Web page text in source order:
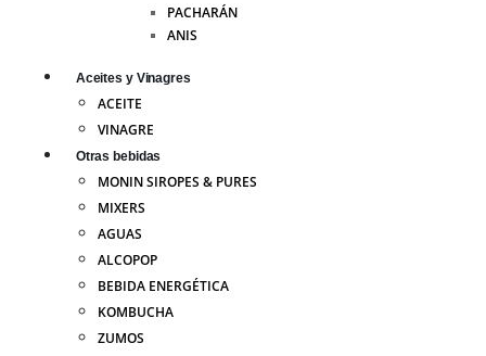
PACHARÁN
ANIS
Aceites y Vinagres
ACEITE
VINAGRE
Otras bebidas
MONIN SIROPES & PURES
MIXERS
AGUAS
ALCOPOP
BEBIDA ENERGÉTICA
KOMBUCHA
ZUMOS